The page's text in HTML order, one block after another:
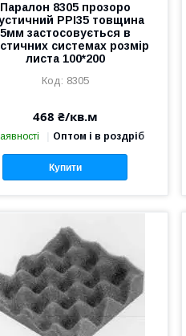
Паралон 8305 прозоро
PPI35 товщина
5мм застосовується в
системах розмір
листа 100*200
8305
468 ₴/кв.м
Оптом і в роздріб
Купити